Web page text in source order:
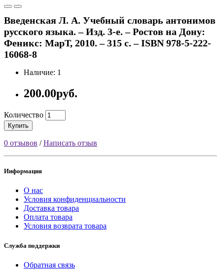
Введенская Л. А. Учебный словарь антонимов
русского языка. – Изд. 3-е. – Ростов на Дону:
Феникс: МарТ, 2010. – 315 с. – ISBN 978-5-222-
16068-8
Наличие: 1
200.00руб.
Количество
Купить
0 отзывов /Написать отзыв
Информация
О нас
Условия конфиденциальности
Доставка товара
Оплата товара
Условия возврата товара
Служба поддержки
Обратная связь